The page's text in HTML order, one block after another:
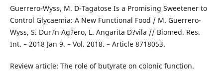
Guerrero-Wyss, M. D-Tagatose Is a Promising Sweetener to
Control Glycaemia: A New Functional Food / M. Guerrero-
Wyss, S. Dur?n Ag?ero, L. Angarita D?vila // Biomed. Res.
Int. – 2018 Jan 9. – Vol. 2018. – Article 8718053.
Review article: The role of butyrate on colonic function.